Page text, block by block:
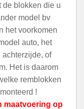
de blokken die u
model bv
het voorkomen
auto, het
achterzijde, of
Het is daarom
remblokken
!
maatvoering op